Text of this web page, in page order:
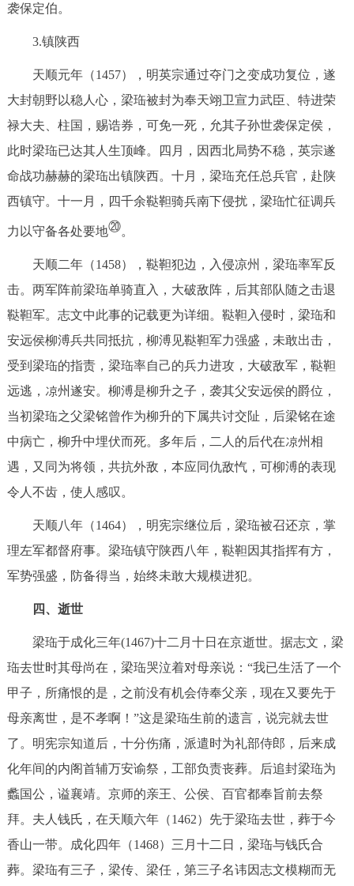
袭保定伯。
3.镇陕西
天顺元年（1457），明英宗通过夺门之变成功复位，遂
大封朝野以稳人心，梁珤被封为奉天翊卫宣力武臣、特进荣
禄大夫、柱国，赐诰券，可免一死，允其子孙世袭保定侯，
此时梁珤已达其人生顶峰。四月，因西北局势不稳，英宗遂
命战功赫赫的梁珤出镇陕西。十月，梁珤充任总兵官，赴陕
西镇守。十一月，四千余鞑靼骑兵南下侵扰，梁珤忙征调兵
力以守备各处要地⑳。
天顺二年（1458），鞑靼犯边，入侵凉州，梁珤率军反
击。两军阵前梁珤单骑直入，大破敌阵，后其部队随之击退
鞑靼军。志文中此事的记载更为详细。鞑靼入侵时，梁珤和
安远侯柳溥兵共同抵抗，柳溥见鞑靼军力强盛，未敢出击，
受到梁珤的指责，梁珤率自己的兵力进攻，大破敌军，鞑靼
远逃，凉州遂安。柳溥是柳升之子，袭其父安远侯的爵位，
当初梁珤之父梁铭曾作为柳升的下属共讨交阯，后梁铭在途
中病亡，柳升中埋伏而死。多年后，二人的后代在凉州相
遇，又同为将领，共抗外敌，本应同仇敌忾，可柳溥的表现
令人不齿，使人感叹。
天顺八年（1464），明宪宗继位后，梁珤被召还京，掌
理左军都督府事。梁珤镇守陕西八年，鞑靼因其指挥有方，
军势强盛，防备得当，始终未敢大规模进犯。
四、逝世
梁珤于成化三年(1467)十二月十日在京逝世。据志文，梁
珤去世时其母尚在，梁珤哭泣着对母亲说：“我已生活了一个
甲子，所痛恨的是，之前没有机会侍奉父亲，现在又要先于
母亲离世，是不孝啊！”这是梁珤生前的遗言，说完就去世
了。明宪宗知道后，十分伤痛，派遣时为礼部侍郎，后来成
化年间的内阁首辅万安谕祭，工部负责丧葬。后追封梁珤为
蠡国公，谥襄靖。京师的亲王、公侯、百官都奉旨前去祭
拜。夫人钱氏，在天顺六年（1462）先于梁珤去世，葬于今
香山一带。成化四年（1468）三月十二日，梁珤与钱氏合
葬。梁珤有三子，梁传、梁任，第三子名讳因志文模糊而无